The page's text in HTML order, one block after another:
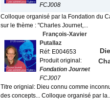
FCJ008
Colloque organisé par la Fondation du
sur le thème : "Charles Journet,...
François-Xavier
Putallaz
Réf: E004653
Produit original:
Fondation Journet
FCJ007
Titre orignial: Dieu connu comme
des concepts... Colloque organisé par